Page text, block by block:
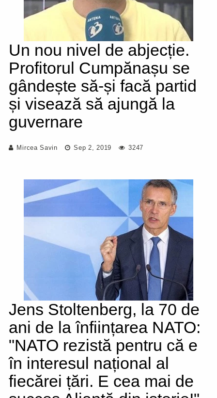
Un nou nivel de abjecție.
Profitorul Cumpănașu se
gândește să-și facă partid
și visează să ajungă la
guvernare
Mircea Savin Sep 2, 2019 3247
Jens Stoltenberg, la 70 de
ani de la înființarea NATO:
"NATO rezistă pentru că e
în interesul național al
fiecărei țări. E cea mai de